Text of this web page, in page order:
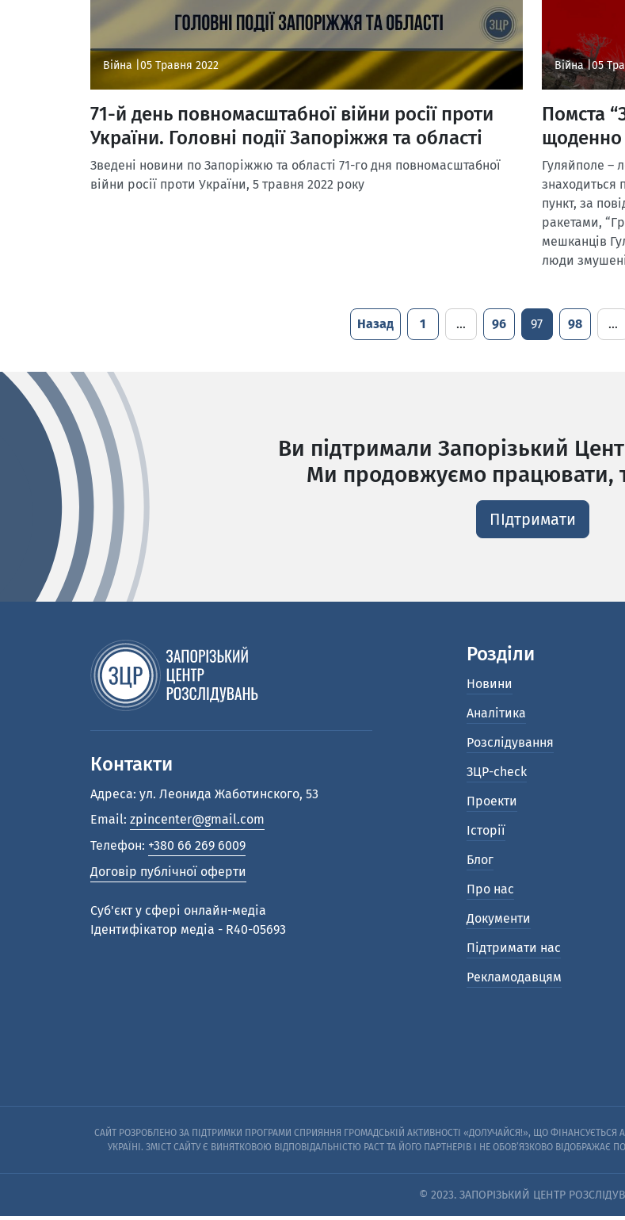
Війна | 05 Травня 2022
71-й день повномасштабної війни росії проти
України. Головні події Запоріжжя та області
Зведені новини по Запоріжжю та області 71-го дня повномасштабної
війни росії проти України, 5 травня 2022 року
Війна | 05
Помста
щоденно
Гуляйполе –
знаходиться
пункт, за
ракетами,
мешканців
люди
Назад 1 … 96 97 98 …
Ви підтримали Запорізький
Ми продовжуємо працювати,
ПІдтримати
Контакти
Адреса: ул. Леонида Жаботинского, 53
Email: zpincenter@gmail.com
Телефон: +380 66 269 6009
Договір публічної оферти
Cуб'єкт у сфері онлайн-медіа
Ідентифікатор медіа - R40-05693
Розділи
Новини
Аналітика
Розслідування
ЗЦР-check
Проекти
Історії
Блог
Про нас
Документи
Підтримати нас
Рекламодавцям
САЙТ РОЗРОБЛЕНО ЗА ПІДТРИМКИ ПРОГРАМИ СПРИЯННЯ ГРОМАДСЬКІЙ АКТИВНОСТІ «ДОЛУЧАЙСЯ!», ЩО ФІНАНСУЄТЬСЯ
УКРАЇНІ. ЗМІСТ САЙТУ Є ВИНЯТКОВОЮ ВІДПОВІДАЛЬНІСТЮ PACT ТА ЙОГО ПАРТНЕРІВ I НЕ ОБОВ’ЯЗКОВО
© 2023. ЗАПОРІЗЬКИЙ ЦЕНТР